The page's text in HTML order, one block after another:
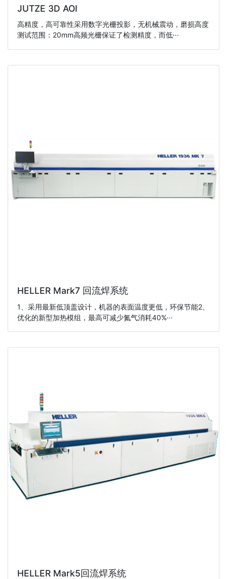
JUTZE 3D AOI
高精度，高可靠性采用数字光栅投影，无机械震动，磨损高度
测试范围：20mm高频光栅保证了检测精度，而低···
HELLER Mark7 回流焊系统
1、采用最新低顶盖设计，机器的表面温度更低，环保节能2、
优化的新型加热模组，最高可减少氮气消耗40%···
HELLER Mark5回流焊系统